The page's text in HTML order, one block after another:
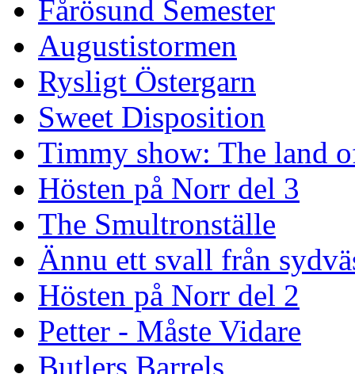
Fårösund Semester
Augustistormen
Rysligt Östergarn
Sweet Disposition
Timmy show: The land
Hösten på Norr del 3
The Smultronställe
Ännu ett svall från
Hösten på Norr del 2
Petter - Måste Vidare
Butlers Barrels